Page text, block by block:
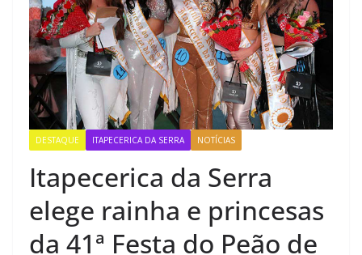
DESTAQUE ITAPECERICA DA SERRA NOTÍCIAS
Itapecerica da Serra
elege rainha e princesas
da 41ª Festa do Peão de